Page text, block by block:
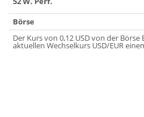
Börse
Der Kurs von 0,12 USD von der
aktuellen Wechselkurs USD/EUR